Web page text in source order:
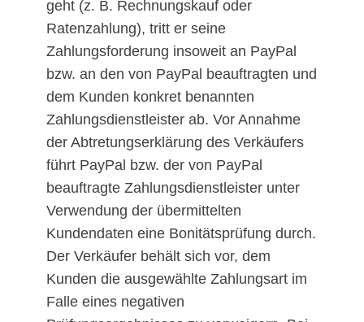
geht (z. B. Rechnungskauf oder
Ratenzahlung), tritt er seine
Zahlungsforderung insoweit an PayPal
bzw. an den von PayPal beauftragten und
dem Kunden konkret benannten
Zahlungsdienstleister ab. Vor Annahme
der Abtretungserklärung des Verkäufers
führt PayPal bzw. der von PayPal
beauftragte Zahlungsdienstleister unter
Verwendung der übermittelten
Kundendaten eine Bonitätsprüfung durch.
Der Verkäufer behält sich vor, dem
Kunden die ausgewählte Zahlungsart im
Falle eines negativen